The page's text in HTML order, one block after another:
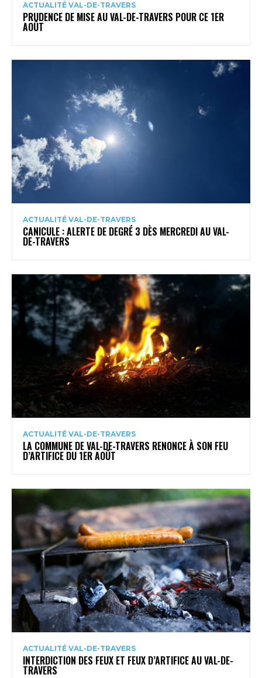
ACTUALITÉ VAL-DE-TRAVERS
PRUDENCE DE MISE AU VAL-DE-TRAVERS POUR CE 1ER
AOÛT
ACTUALITÉ VAL-DE-TRAVERS
CANICULE : ALERTE DE DEGRÉ 3 DÈS MERCREDI AU VAL-
DE-TRAVERS
ACTUALITÉ VAL-DE-TRAVERS
LA COMMUNE DE VAL-DE-TRAVERS RENONCE À SON FEU
D’ARTIFICE DU 1ER AOÛT
ACTUALITÉ VAL-DE-TRAVERS
INTERDICTION DES FEUX ET FEUX D’ARTIFICE AU VAL-DE-
TRAVERS